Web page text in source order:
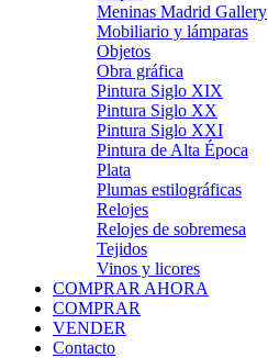
Meninas Madrid Gallery
Mobiliario y lámparas
Objetos
Obra gráfica
Pintura Siglo XIX
Pintura Siglo XX
Pintura Siglo XXI
Pintura de Alta Época
Plata
Plumas estilográficas
Relojes
Relojes de sobremesa
Tejidos
Vinos y licores
COMPRAR AHORA
COMPRAR
VENDER
Contacto